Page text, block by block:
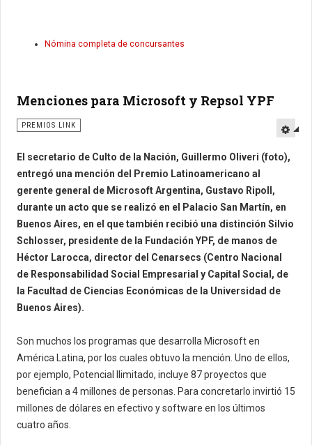
Nómina completa de concursantes
Menciones para Microsoft y Repsol YPF
PREMIOS LINK
El secretario de Culto de la Nación, Guillermo Oliveri (foto),
entregó una mención del Premio Latinoamericano al
gerente general de Microsoft Argentina, Gustavo Ripoll,
durante un acto que se realizó en el Palacio San Martín, en
Buenos Aires, en el que también recibió una distinción Silvio
Schlosser, presidente de la Fundación YPF, de manos de
Héctor Larocca, director del Cenarsecs (Centro Nacional
de Responsabilidad Social Empresarial y Capital Social, de
la Facultad de Ciencias Económicas de la Universidad de
Buenos Aires).
Son muchos los programas que desarrolla Microsoft en
América Latina, por los cuales obtuvo la mención. Uno de ellos,
por ejemplo, Potencial Ilimitado, incluye 87 proyectos que
benefician a 4 millones de personas. Para concretarlo invirtió 15
millones de dólares en efectivo y software en los últimos
cuatro años.